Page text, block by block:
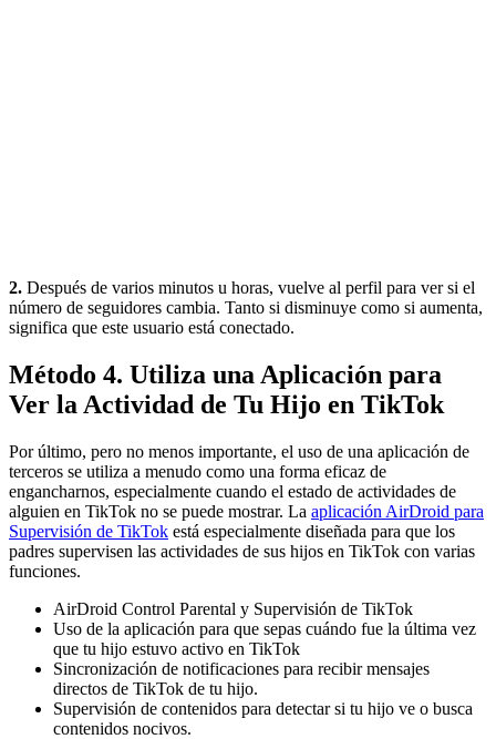
2. Después de varios minutos u horas, vuelve al perfil para ver si el
número de seguidores cambia. Tanto si disminuye como si aumenta,
significa que este usuario está conectado.
Método 4. Utiliza una Aplicación para
Ver la Actividad de Tu Hijo en TikTok
Por último, pero no menos importante, el uso de una aplicación de
terceros se utiliza a menudo como una forma eficaz de
engancharnos, especialmente cuando el estado de actividades de
alguien en TikTok no se puede mostrar. La aplicación AirDroid para
Supervisión de TikTok está especialmente diseñada para que los
padres supervisen las actividades de sus hijos en TikTok con varias
funciones.
AirDroid Control Parental y Supervisión de TikTok
Uso de la aplicación para que sepas cuándo fue la última vez
que tu hijo estuvo activo en TikTok
Sincronización de notificaciones para recibir mensajes
directos de TikTok de tu hijo.
Supervisión de contenidos para detectar si tu hijo ve o busca
contenidos nocivos.